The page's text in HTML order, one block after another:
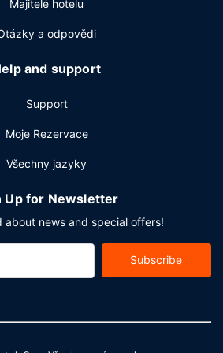
prostory). Za příplatek je
tato dopravní služba: kyvadlová
Majitelé hotelu
a odpovědi
and support
Support
Moje Rezervace
Všechny jazyky
Up for Newsletter
about news and special offers!
Subscribe